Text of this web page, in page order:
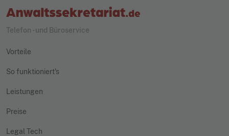
Telefon - und Büroservice
Vorteile
So funktioniert's
Leistungen
Preise
Legal Tech